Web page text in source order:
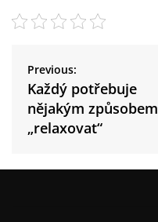
c
Previous:
Každý potřebuje
nějakým způsobem
„relaxovat“